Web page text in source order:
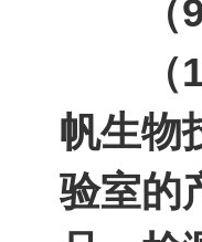
帆生物
验室的